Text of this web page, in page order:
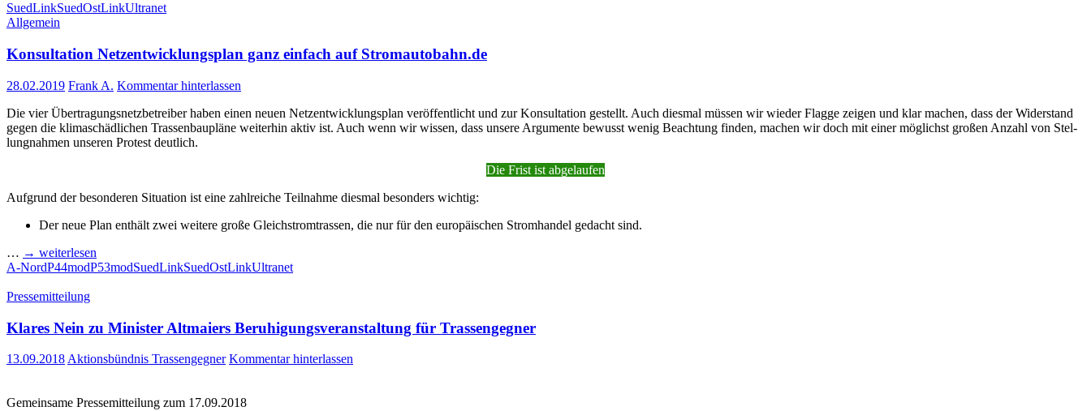
SuedLinkSuedOstLinkUltranet
Allgemein
Kon­sul­ta­ti­on Netz­ent­wick­lungs­plan ganz ein­fach auf Stromautobahn.de
28.02.2019 Frank A. Kommentar hinterlassen
Die vier Über­tra­gungs­netz­be­trei­ber haben einen neu­en Netz­ent­wick­lungs­plan ver­öf­fent­licht und zur Kon­sul­ta­ti­on gestellt. Auch dies­mal müs­sen wir wie­der Flag­ge zei­gen und klar machen, dass der Wider­stand
gegen die kli­ma­schäd­li­chen Tras­sen­bau­plä­ne wei­ter­hin aktiv ist. Auch wenn wir wis­sen, dass unse­re Argu­men­te bewusst wenig Beach­tung fin­den, machen wir doch mit einer mög­lichst gro­ßen Anzahl von Stel­
lung­nah­men unse­ren Pro­test deutlich.
Die Frist ist abgelaufen
Auf­grund der beson­de­ren Situa­ti­on ist eine zahl­rei­che Teil­nah­me dies­mal beson­ders wichtig:
Der neue Plan ent­hält zwei wei­te­re gro­ße Gleich­strom­tras­sen, die nur für den euro­päi­schen Strom­han­del gedacht sind.
… → wei­ter­le­sen
A-NordP44modP53modSuedLinkSuedOstLinkUltranet
Pressemitteilung
Kla­res Nein zu Minis­ter Alt­mai­ers Beru­hi­gungs­ver­an­stal­tung für Trassengegner
13.09.2018 Aktionsbündnis Trassengegner Kommentar hinterlassen
Gemein­sa­me Pres­se­mit­tei­lung zum 17.09.2018